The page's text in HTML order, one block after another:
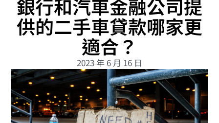
銀行和汽車金融公司提
供的二手車貸款哪家更
適合？
2023 年 6 月 16 日